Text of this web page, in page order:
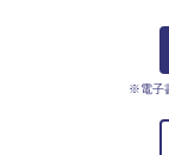
※電子